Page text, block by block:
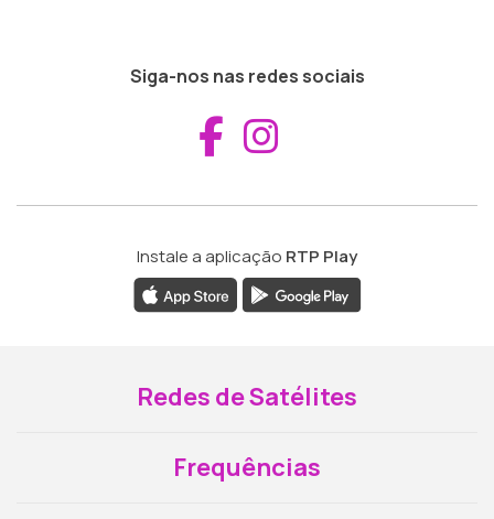
Siga-nos nas redes sociais
Aceder ao
Instale a aplicação RTP Play
Redes de Satélites
Frequências